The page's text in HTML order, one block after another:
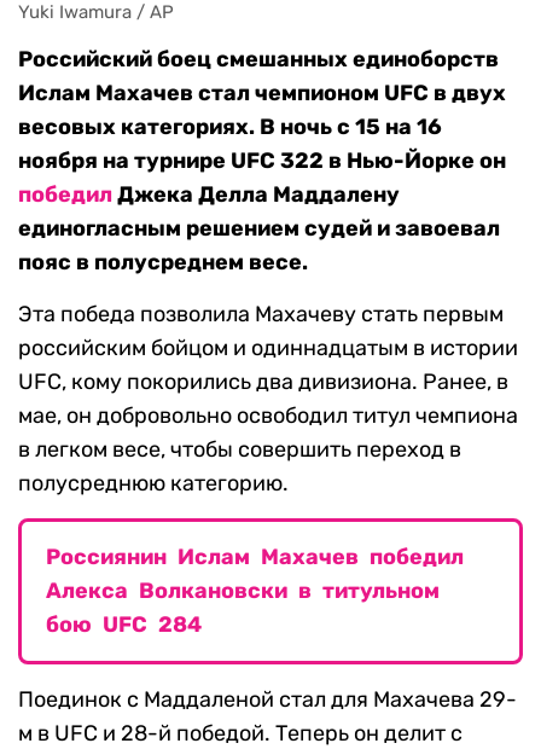
Yuki Iwamura / AP
Российский боец смешанных единоборств
Ислам Махачев стал чемпионом UFC в двух
весовых категориях. В ночь с 15 на 16
ноября на турнире UFC 322 в Нью-Йорке он
победилДжека Делла Маддалену
единогласным решением судей и завоевал
пояс в полусреднем весе.
Эта победа позволила Махачеву стать первым
российским бойцом и одиннадцатым в истории
UFC, кому покорились два дивизиона. Ранее, в
мае, он добровольно освободил титул чемпиона
в легком весе, чтобы совершить переход в
полусреднюю категорию.
Россиянин Ислам Махачев победил
Алекса Волкановски в титульном
бою UFC 284
Поединок с Маддаленой стал для Махачева 29-
м в UFC и 28-й победой. Теперь он делит с